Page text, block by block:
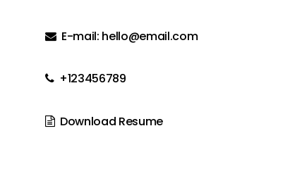
E-mail: hello@email.com
+123456789
Download Resume